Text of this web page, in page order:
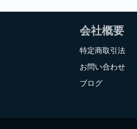
会社概要
特定商取引法
お問い合わせ
ブログ